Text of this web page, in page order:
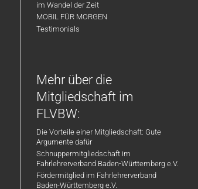
im Wandel der Zeit
MOBIL FÜR MORGEN
Testimonials
Mehr über die
Mitgliedschaft im
FLVBW:
Die Vorteile einer Mitgliedschaft: Gute
Argumente dafür
Schnuppermitgliedschaft im
Fahrlehrerverband Baden-Württemberg e.V.
Fördermitglied im Fahrlehrerverband
Baden-Württemberg e.V.